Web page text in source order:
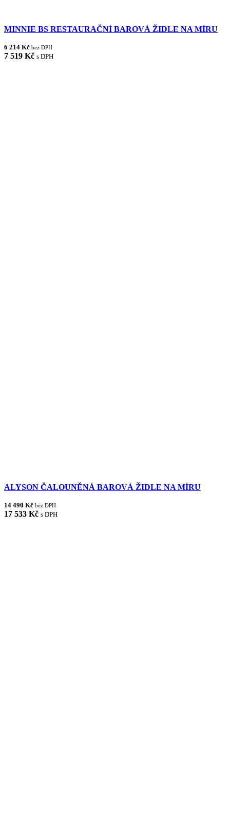
MINNIE BS RESTAURAČNÍ BAROVÁ ŽIDLE NA MÍRU
6 214 Kč bez DPH
7 519 Kč s DPH
ALYSON ČALOUNĚNÁ BAROVÁ ŽIDLE NA MÍRU
14 490 Kč bez DPH
17 533 Kč s DPH